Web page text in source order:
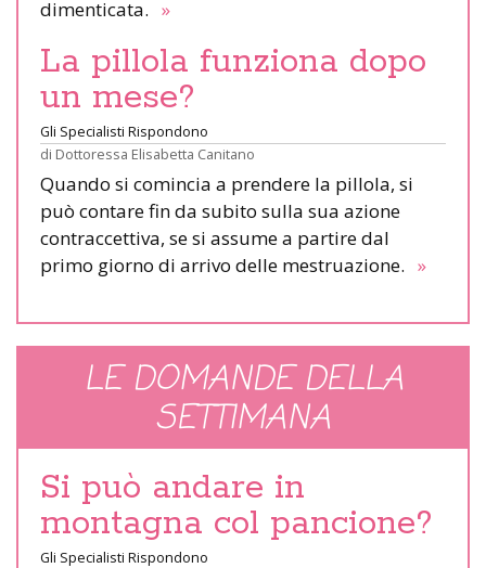
dimenticata. »
La pillola funziona dopo
un mese?
Gli Specialisti Rispondono
di Dottoressa Elisabetta Canitano
Quando si comincia a prendere la pillola, si
può contare fin da subito sulla sua azione
contraccettiva, se si assume a partire dal
primo giorno di arrivo delle mestruazione. »
LE DOMANDE DELLA
SETTIMANA
Si può andare in
montagna col pancione?
Gli Specialisti Rispondono